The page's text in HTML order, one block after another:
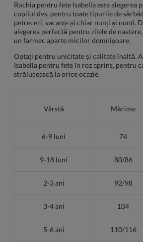
Rochia pentru fete Isabella este alegerea
copilul dvs. pentru toate tipurile de
petreceri, vacanțe și chiar nunți și nunți.
alegerea perfectă pentru zilele de
un farmec aparte micilor domnișoare.
Optați pentru unicitate și calitate înaltă.
Isabella pentru fete în roz aprins, pentru
strălucească la orice ocazie.
Vârstă Mărime
6-9 luni 74
9-18 luni 80/86
2-3 ani 92/98
3-4 ani 104
5-6 ani 110/116